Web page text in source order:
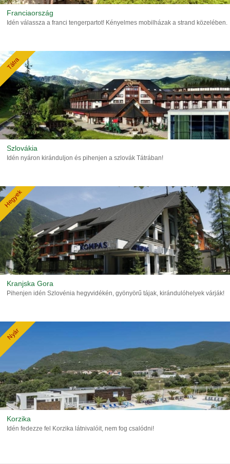
Franciaország
Idén válassza a franci tengerpartot! Kényelmes mobilházak a strand közelében.
Tátra
Szlovákia
Idén nyáron kiránduljon és pihenjen a szlovák Tátrában!
Hegyek
Kranjska Gora
Pihenjen idén Szlovénia hegyvidékén, gyönyörű tájak, kirándulóhelyek várják!
Nyár
Korzika
Idén fedezze fel Korzika látnivalóit, nem fog csalódni!